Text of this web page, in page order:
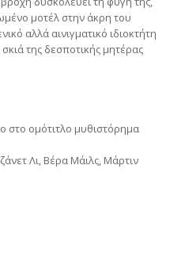
μοτέλ στην άκρη του
αλλά αινιγματικό ιδιοκτήτη
της δεσποτικής μητέρας
στο ομότιτλο μυθιστόρημα
Λι, Βέρα Μάιλς, Μάρτιν